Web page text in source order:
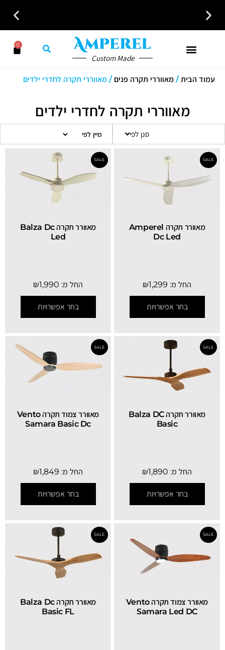
כל פתרונות האוורור והחימום במקום אחד לבית לעסק ולמשרד
Custom Made
0
עמוד הבית / מאווררי תקרה פנים / מאווררי תקרה לחדרי ילדים
מאווררי תקרה לחדרי ילדים
סנן לפי
מאוורר תקרה Amperel
Dc Led
החל מ: ₪1,299
בחר אפשרויות
מאוורר תקרה Balza Dc
Led
החל מ: ₪1,990
בחר אפשרויות
מאוורר תקרה Balza DC
Basic
החל מ: ₪1,890
בחר אפשרויות
מאוורר צמוד תקרה Vento
Samara Basic Dc
החל מ: ₪1,849
בחר אפשרויות
מאוורר צמוד תקרה Vento
Samara Led DC
מאוורר תקרה Balza Dc
Basic FL